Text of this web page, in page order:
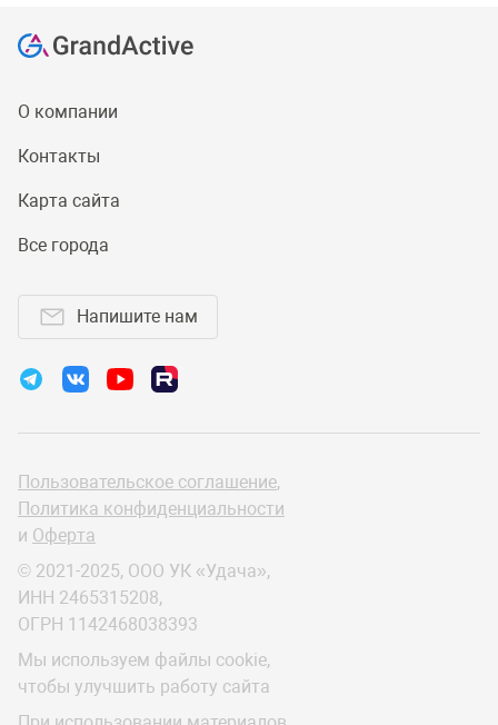
О компании
Контакты
Карта сайта
Все города
Напишите нам
Пользовательское соглашение,
Политика конфиденциальности
и Оферта
© 2021-2025, ООО УК «Удача»,
ИНН 2465315208,
ОГРН 1142468038393
Мы используем файлы cookie,
чтобы улучшить работу сайта